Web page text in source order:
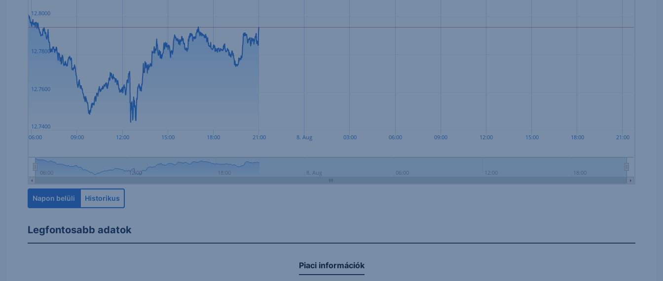
06:00 09:00 12:00 15:00 18:00 21:00 8. Aug 03:00 06:00 09:00 12:00 15:00 18:00 21:00
06:00 12:00 18:00 8. Aug 06:00 12:00 18:00
12.7400
12.7600
12.7800
12.8000
Napon belüli Historikus
Legfontosabb adatok
Piaci információk